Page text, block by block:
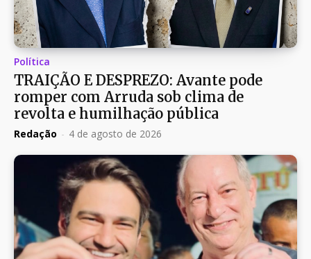
Política
TRAIÇÃO E DESPREZO: Avante pode
romper com Arruda sob clima de
revolta e humilhação pública
Redação - 4 de agosto de 2026